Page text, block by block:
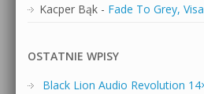
Kacper Bąk - Fade To Grey,
OSTATNIE WPISY
Black Lion Audio Revolution